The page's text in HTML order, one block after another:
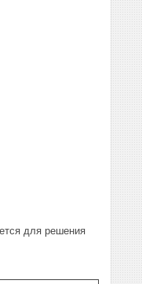
для решения